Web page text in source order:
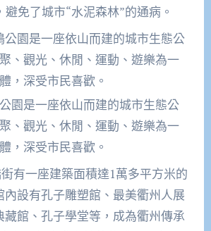
免了城市“水泥森林”的通病。
園是一座依山而建的城市生態公
、觀光、休閒、運動、遊樂為一
體，深受市民喜歡。